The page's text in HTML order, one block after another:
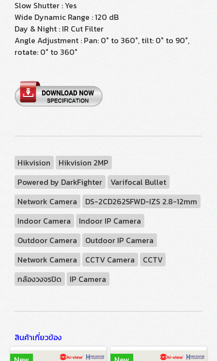
Slow Shutter : Yes
Wide Dynamic Range : 120 dB
Day & Night : IR Cut Filter
Angle Adjustment : Pan: 0° to 360°, tilt: 0° to 90°,
rotate: 0° to 360°
Hikvision
Hikvision 2MP
Powered by DarkFighter
Varifocal Bullet
Network Camera
DS-2CD2625FWD-IZS 2.8-12mm
Indoor Camera
Indoor IP Camera
Outdoor Camera
Outdoor IP Camera
Network Camera
CCTV Camera
CCTV
กล้องวงจรปิด
IP Camera
สินค้าเกี่ยวข้อง